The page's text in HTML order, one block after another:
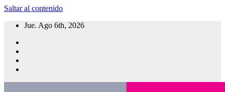
Saltar al contenido
Jue. Ago 6th, 2026